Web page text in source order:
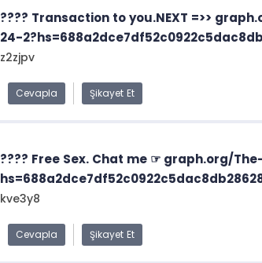
???? Transaction to you.NEXT =>>
24-
z2zjpv
Cevapla Şikayet Et
???? Free Sex. Chat me ☞ graph.org/
kve3y8
Cevapla Şikayet Et